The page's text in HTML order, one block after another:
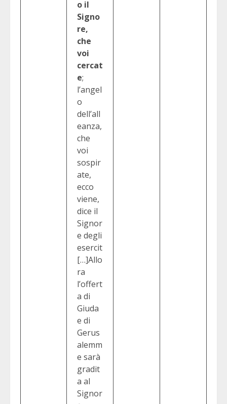
o il
Signo
re,
che
voi
cercat
e;
l’angel
o
dell’all
eanza,
che
voi
sospir
ate,
ecco
viene,
dice il
Signor
e degli
esercit
[…]Allo
ra
l’offert
a di
Giuda
e di
Gerus
alemm
e sarà
gradit
a al
Signor